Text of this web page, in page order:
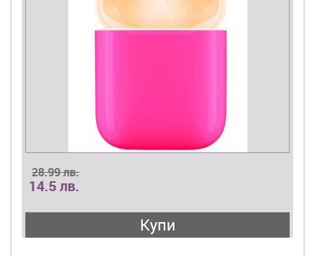
28.99 лв.
14.5 лв.
Купи